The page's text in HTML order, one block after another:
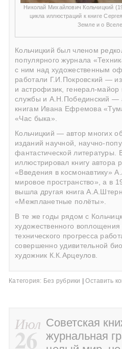
Николай Михайлович Кольчицкий
цикла иллюстраций к книге
Земле и о
Кольчицкий был членом
популярного журнала
с ним над художественным
работали Г.И.Покровский —
и астрофизик, генерал-майор
службы и А.Н.Побединский —
книгам Ивана Ефремова
«Час быка».
Кольчицкий — автор многих
изданий научной, научно-
фантастической литературы.
иллюстрировал книгу автора
«Введения в космонавтику»
мировое пространство», а в
вышла другая книга
«Межпланетные полёты».
В те же годы рядом с
художественного
технического прогресса
совершенно удивительной
художник К.К.Арцеулов.
Категория: Без рубрики Оставить
Июл
26
Советская
журнальная